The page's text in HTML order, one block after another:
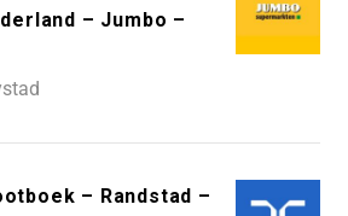
– Jumbo –
– Randstad –